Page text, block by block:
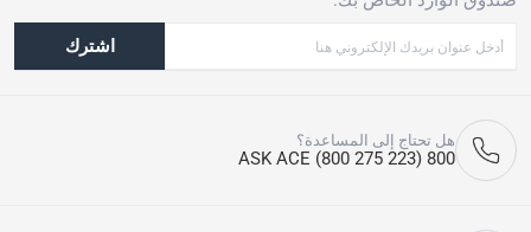
اشترك
هل تحتاج إلى المساعدة؟
800 ASK ACE (800 275 223)